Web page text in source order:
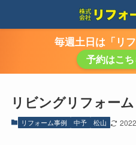
毎週土日は「リ
予約はこ
リビングリフォーム
リフォーム事例 中予 松山